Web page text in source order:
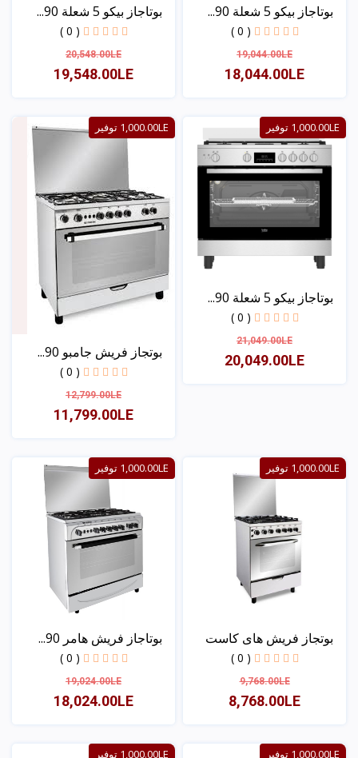
بوتاجاز بيكو 5 شعلة 90...
( 0 )
19,044.00LE
18,044.00LE
عرض
بوتاجاز بيكو 5 شعلة 90...
( 0 )
20,548.00LE
19,548.00LE
عرض
1,000.00LE توفير
بوتاجاز بيكو 5 شعلة 90...
( 0 )
21,049.00LE
20,049.00LE
1,000.00LE توفير
بوتجاز فريش جامبو 90...
( 0 )
12,799.00LE
11,799.00LE
عرض
1,000.00LE توفير
بوتجاز فريش هاى كاست
( 0 )
9,768.00LE
8,768.00LE
عرض
1,000.00LE توفير
بوتاجاز فريش هامر 90...
( 0 )
19,024.00LE
18,024.00LE
عرض
1,000.00LE توفير 1,000.00LE توفير